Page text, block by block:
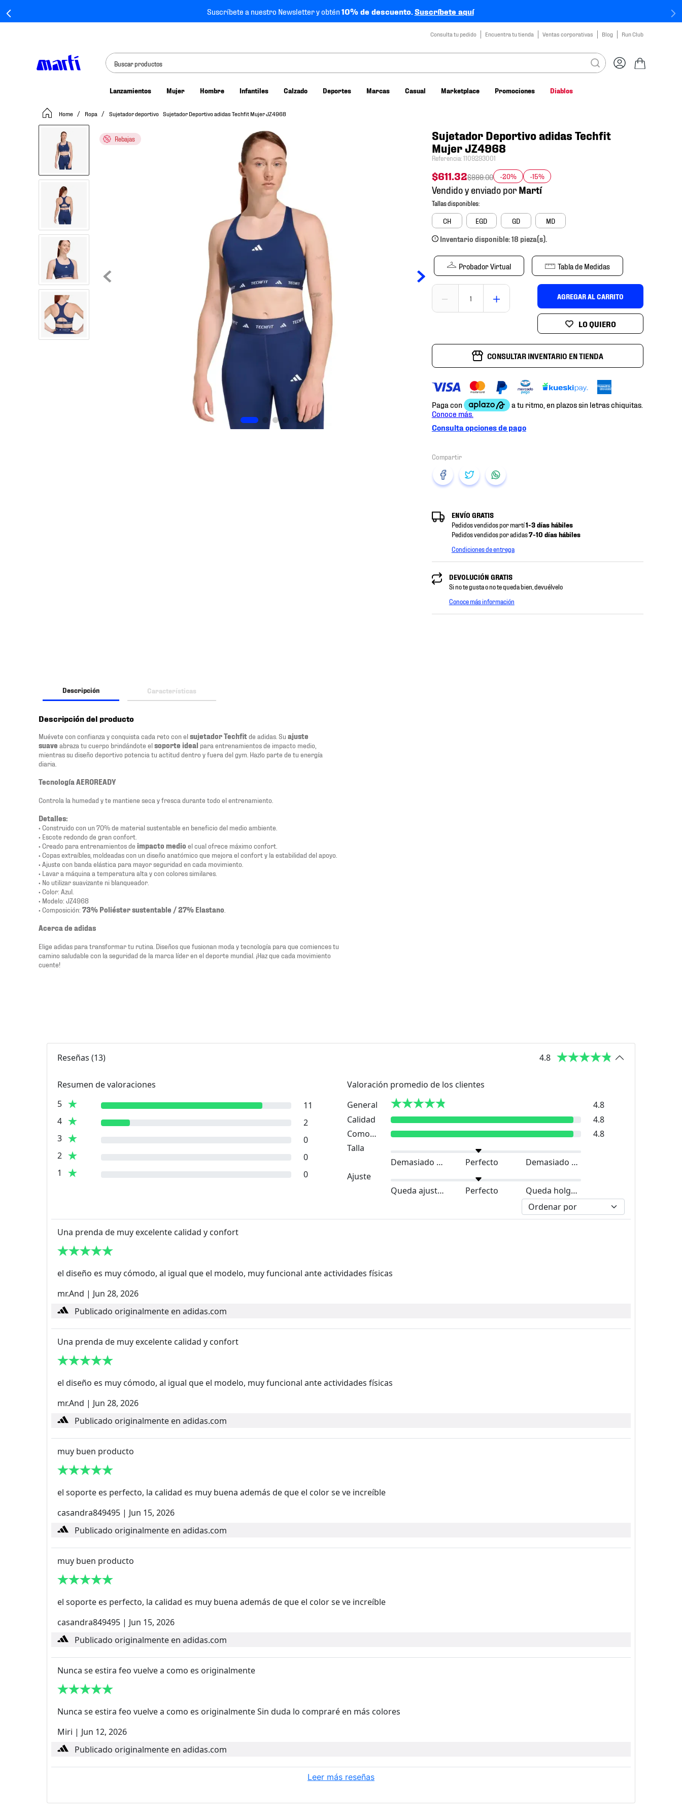
Suscríbete a nuestro Newsletter y obtén10% de descuento.Suscríbete aquí
Consulta tu pedido Encuentra tu tienda Ventas corporativas Blog Run Club
Buscar productos
Lanzamientos Mujer Hombre Infantiles Calzado Deportes Marcas Casual Marketplace Promociones Diablos
Ropa Sujetador deportivo Sujetador Deportivo adidas Techfit Mujer JZ4968
Rebajas
Sujetador Deportivo adidas Techfit
Mujer JZ4968
Referencia:1109293001
$611.32$899.00 -20% -15%
Vendido y enviado por
CH EGD GD MD
Inventario disponible: 18 pieza(s).
Probador Virtual Tabla de Medidas
＋
－ AGREGAR AL CARRITO
CONSULTAR INVENTARIO EN TIENDA
Consulta opciones de pago
ENVÍO GRATIS
Pedidos vendidos por martí1-3 días hábiles
Pedidos vendidos por adidas7-10 días hábiles
Condiciones de entrega
DEVOLUCIÓN GRATIS
Si no te gusta o no te queda bien, devuélvelo
Conoce más información
Descripción Características
Descripción del producto
Muévete con confianza y conquista cada reto con elsujetador Techfitde adidas. Su ajuste
suave abraza tu cuerpo brindándote elsoporte ideal para entrenamientos de impacto medio,
mientras su diseño deportivo potencia tu actitud dentro y fuera del gym. Hazlo parte de tu energía
diaria.
Tecnología AEROREADY
Controla la humedad y te mantiene seca y fresca durante todo el entrenamiento.
Detalles:
• Construido con un 70% de material sustentable en beneficio del medio ambiente.
• Escote redondo de gran confort.
• Creado para entrenamientos de impacto medio el cual ofrece máximo confort.
• Copas extraíbles, moldeadas con un diseño anatómico que mejora el confort y la estabilidad del apoyo.
• Ajuste con banda elástica para mayor seguridad en cada movimiento.
• Lavar a máquina a temperatura alta y con colores similares.
• No utilizar suavizante ni blanqueador.
• Color: Azul.
• Modelo: JZ4968
• Composición: 73% Poliéster sustentable / 27% Elastano
Acerca de adidas
Elige adidas para transformar tu rutina. Diseños que fusionan moda y tecnología para que comiences tu
camino saludable con la seguridad de la marca líder en el deporte mundial. ¡Haz que cada movimiento
cuente!
Reseñas (13) 4.8
Resumen de valoraciones
5
11
4
2
3
0
2
0
1
0
Valoración promedio de los clientes
General
4.8
Calidad
4.8
Comodidad
4.8
Talla
Demasiado pequeño
Perfecto
Demasiado grande
Ajuste
Queda ajustado
Perfecto Queda holgado
Una prenda de muy excelente calidad y confort
el diseño es muy cómodo, al igual que el modelo, muy funcional ante actividades físicas
mr.And | Jun 28, 2026
Publicado originalmente en adidas.com
Una prenda de muy excelente calidad y confort
el diseño es muy cómodo, al igual que el modelo, muy funcional ante actividades físicas
mr.And | Jun 28, 2026
Publicado originalmente en adidas.com
muy buen producto
el soporte es perfecto, la calidad es muy buena además de que el color se ve increíble
casandra849495 | Jun 15, 2026
Publicado originalmente en adidas.com
muy buen producto
el soporte es perfecto, la calidad es muy buena además de que el color se ve increíble
casandra849495 | Jun 15, 2026
Publicado originalmente en adidas.com
Nunca se estira feo vuelve a como es originalmente
Nunca se estira feo vuelve a como es originalmente Sin duda lo compraré en más colores
Miri | Jun 12, 2026
Publicado originalmente en adidas.com
Leer más reseñas
tenis mujer
tenis hombre
tenis futbol
tenis niño
tenis nike